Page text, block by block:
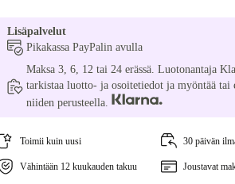
Lisäpalvelut
Pikakassa PayPalin avulla
Maksa 3, 6, 12 tai 24 erässä. Luotonantaja
tarkistaa luotto- ja osoitetiedot ja myöntää tai
niiden perusteella.
Toimii kuin uusi 30 päivän
Vähintään 12 kuukauden takuu Joustavat